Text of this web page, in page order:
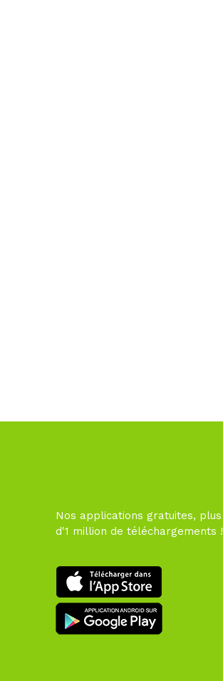
Nos applications gratuites, plus
d'1 million de téléchargements !